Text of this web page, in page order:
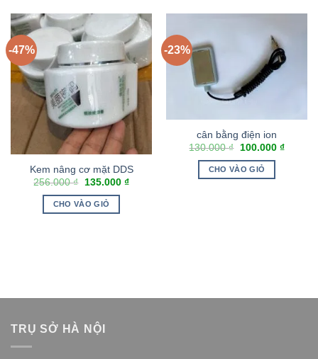
-47%
Kem nâng cơ mặt DDS
256.000₫ 135.000 ₫
CHO VÀO GIỎ
-23%
cân bằng điện ion
130.000₫ 100.000 ₫
CHO VÀO GIỎ
TRỤ SỞ HÀ NỘI